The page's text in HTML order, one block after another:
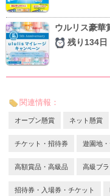
ウルリス豪華
残り134日
関連情報：
オープン懸賞 ネット懸賞
チケット・招待券 遊園地
高額賞品・高級品 高級ブ
招待券・入場券・チケット